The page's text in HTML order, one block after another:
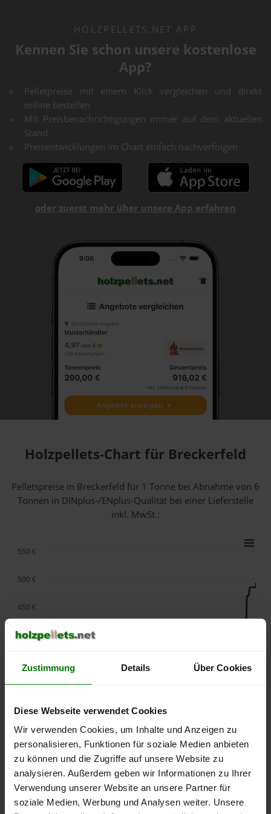
Zustimmung Details Über Cookies
Diese Webseite verwendet Cookies
Wir verwenden Cookies, um Inhalte und Anzeigen zu
personalisieren, Funktionen für soziale Medien anbieten
zu können und die Zugriffe auf unsere Website zu
analysieren. Außerdem geben wir Informationen zu Ihrer
Verwendung unserer Website an unsere Partner für
soziale Medien, Werbung und Analysen weiter. Unsere
HOLZPELLETS.NET APP
Kennen Sie schon unsere kostenlose
App?
Pelletpreise mit einem Klick vergleichen und direkt
online bestellen
Mit Preisbenachrichtigungen immer auf dem aktuellen
Stand
Preisentwicklungen im Chart einfach nachverfolgen
oder zuerst mehr über unsere App erfahren
Holzpellets-Chart für Breckerfeld
Pelletspreise in Breckerfeld für 1 Tonne bei Abnahmevon 6
Tonnen in DINplus-/ENplus-Qualität bei einer Lieferstelle
inkl. MwSt.:
lose Ware Sackware
September
Januar
Mai
350 €
400 €
450 €
500 €
550 €
Die aktuelle Preisentwicklung für Holzpellets in Deutschland
können Sie jederzeit auf unsererPelletspreise -Seite
nachvollziehen.